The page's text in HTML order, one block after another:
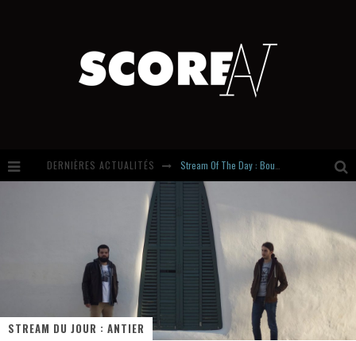
DERNIÈRES ACTUALITÉS
Introducing Newcomer : Gudewife
STREAM DU JOUR : ANTIER